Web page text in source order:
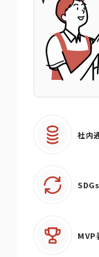
社内
MVP